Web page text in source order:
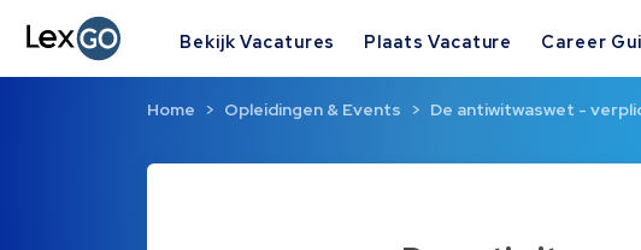
Bekijk Vacatures Plaats Vacature Career
Home Opleidingen & Events De antiwitwaswet -